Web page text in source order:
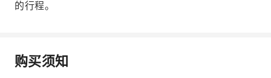
的行程。
购买须知